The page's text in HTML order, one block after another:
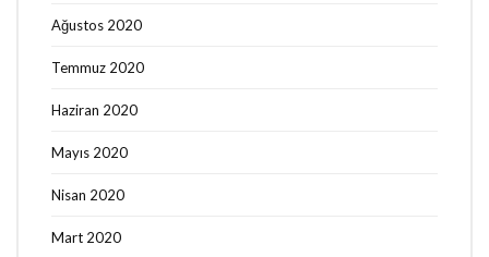
Ağustos 2020
Temmuz 2020
Haziran 2020
Mayıs 2020
Nisan 2020
Mart 2020